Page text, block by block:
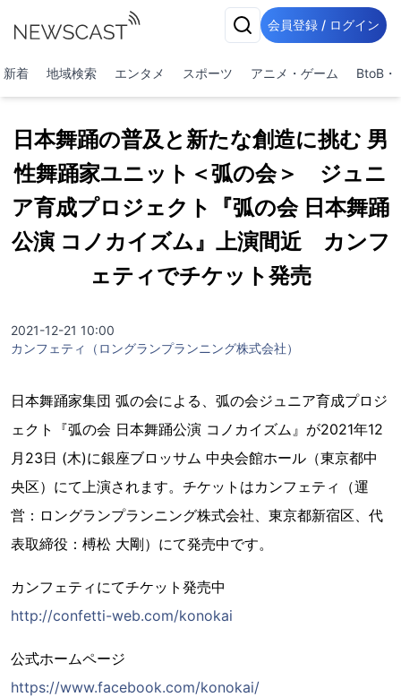
会員登録 / ログイン
新着 地域検索 エンタメ スポーツ アニメ・ゲーム BtoB・
日本舞踊の普及と新たな創造に挑む 男
性舞踊家ユニット＜弧の会＞ ジュニ
ア育成プロジェクト『弧の会 日本舞踊
公演 コノカイズム』上演間近 カンフ
ェティでチケット発売
2021-12-21 10:00
カンフェティ（ロングランプランニング株式会社）
日本舞踊家集団 弧の会による、弧の会ジュニア育成プロジ
ェクト『弧の会 日本舞踊公演 コノカイズム』が2021年12
月23日 (木)に銀座ブロッサム 中央会館ホール（東京都中
央区）にて上演されます。チケットはカンフェティ（運
営：ロングランプランニング株式会社、東京都新宿区、代
表取締役：榑松 大剛）にて発売中です。
カンフェティにてチケット発売中
http://confetti-web.com/konokai
公式ホームページ
https://www.facebook.com/konokai/